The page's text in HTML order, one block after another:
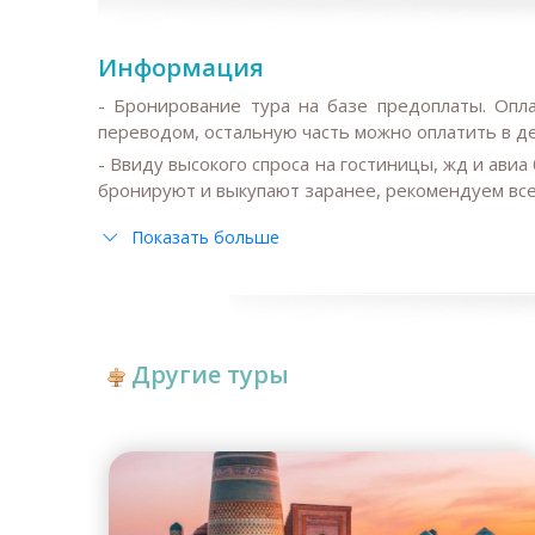
Информация
- Бронирование тура на базе предоплаты.
переводом, остальную часть можно оплатить в
- Ввиду высокого спроса на гостиницы, жд и
бронируют и выкупают заранее, рекомендуем
- Стандартный заезд в гостиницу 14.00,
если не указаны в программе.
вылета/прибытия международных рейсов и
Обратите внимание,
что поездки на
с доплатой в зависимости от наличия
Показать больше
Другие туры